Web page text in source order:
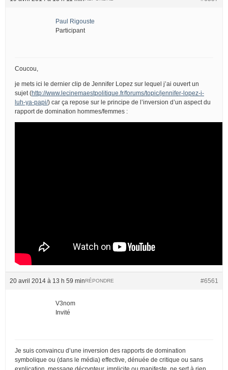
Paul Rigouste
Participant
Coucou,
je mets ici le dernier clip de Jennifer Lopez sur lequel j’ai ouvert un
sujet (http://www.lecinemaestpolitique.fr/forums/topic/jennifer-lopez-i-
luh-ya-papi/) car ça repose sur le principe de l’inversion d’un aspect du
rapport de domination hommes/femmes :
20 avril 2014 à 13 h 59 min #6561
RÉPONDRE
V3nom
Invité
Je suis convaincu d’une inversion des rapports de domination
symbolique ou (dans le média) effective, dénuée de critique ou sans